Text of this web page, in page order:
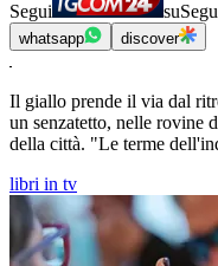
Segui su
whatsapp discover
Il giallo prende il via dal
un senzatetto, nelle rovine
della città. "Le terme
libri in tv